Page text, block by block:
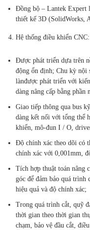
Đồng bộ – Lantek Expert
thiết kế 3D (SolidWorks,
Hệ thống điều khiển
Được phát triển dựa trên
động ổn định; Chu kỳ nội
lànđược phát triển với
dàng nâng cấp bằng phần
Giao tiếp thông qua bus
dàng kết nối với tổng thể
khiển, mô-đun I / O,
Độ chính xác theo dõi có
chính xác với 0,001mm,
Tích hợp thuật toán nâng
góc để đảm bảo quá
hiệu quả và độ chính xác;
Trong quá trình cắt, quỹ
thời gian theo thời gian
chạm, bảo vệ đầu cắt,